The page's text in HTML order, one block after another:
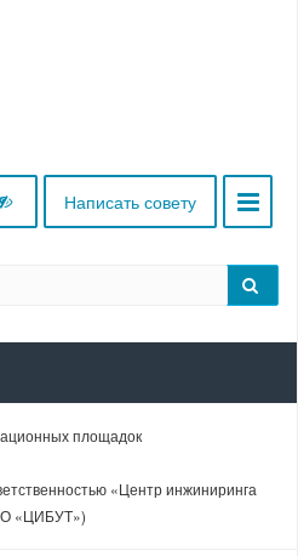
Написать совету
площадок
«Центр инжиниринга
«ЦИБУТ»)